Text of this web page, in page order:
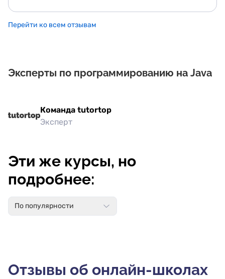
Перейти ко всем отзывам
Эксперты по программированию на Java
Команда tutortop
Эксперт
Эти же курсы, но
подробнее:
По популярности
Отзывы об онлайн-школах